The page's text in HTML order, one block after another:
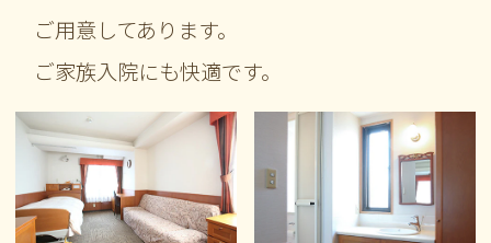
ご用意してあります。
ご家族入院にも快適です。